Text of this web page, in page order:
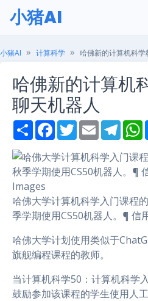
小猪AI
小猪AI 计算科学 哈佛新的计算机科
哈佛新的计算机
聊天机器人
S
h
r
e
F
a
e
b
o
k
T
w
t
t
e
E
m
i
T
e
e
g
r
m
h
t
s
A
p
哈佛大学计算机科学入门课程
季学期使用CS50机器人。¶
哈佛大学计划使用类似于
旗舰编程课程的教师。
当计算机科学50：计算机科学
鼓励参加该课程的学生使用人工